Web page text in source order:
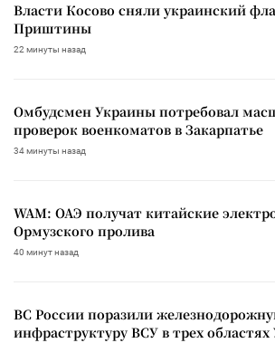
Власти Косово сняли украинский
Приштины
22 минуты назад
Омбудсмен Украины потребовал
проверок военкоматов в Закарпатье
34 минуты назад
WAM: ОАЭ получат китайские
Ормузского пролива
40 минут назад
ВС России поразили
инфраструктуру ВСУ в трех